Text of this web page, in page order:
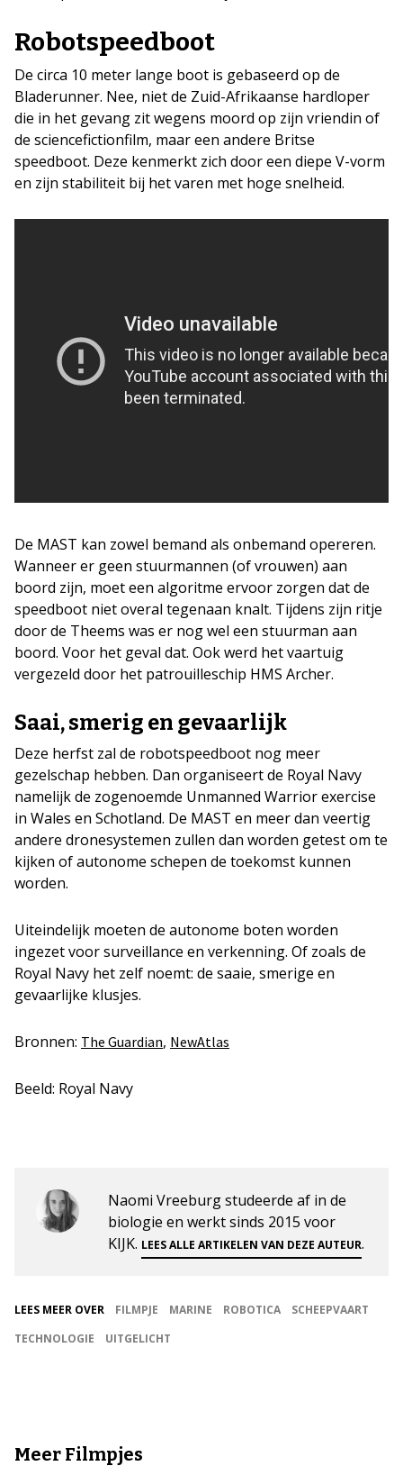
Robotspeedboot
De circa 10 meter lange boot is gebaseerd op de
Bladerunner. Nee, niet de Zuid-Afrikaanse hardloper
die in het gevang zit wegens moord op zijn vriendin of
de sciencefictionfilm, maar een andere Britse
speedboot. Deze kenmerkt zich door een diepe V-vorm
en zijn stabiliteit bij het varen met hoge snelheid.
De MAST kan zowel bemand als onbemand opereren.
Wanneer er geen stuurmannen (of vrouwen) aan
boord zijn, moet een algoritme ervoor zorgen dat de
speedboot niet overal tegenaan knalt. Tijdens zijn ritje
door de Theems was er nog wel een stuurman aan
boord. Voor het geval dat. Ook werd het vaartuig
vergezeld door het patrouilleschip HMS Archer.
Saai, smerig en gevaarlijk
Deze herfst zal de robotspeedboot nog meer
gezelschap hebben. Dan organiseert de Royal Navy
namelijk de zogenoemde Unmanned Warrior exercise
in Wales en Schotland. De MAST en meer dan veertig
andere dronesystemen zullen dan worden getest om te
kijken of autonome schepen de toekomst kunnen
worden.
Uiteindelijk moeten de autonome boten worden
ingezet voor surveillance en verkenning. Of zoals de
Royal Navy het zelf noemt: de saaie, smerige en
gevaarlijke klusjes.
Bronnen: The Guardian, NewAtlas
Beeld: Royal Navy
Naomi Vreeburg studeerde af in de
biologie en werkt sinds 2015 voor
KIJK. LEES ALLE ARTIKELEN VAN DEZE AUTEUR.
LEES MEER OVER FILMPJE MARINE ROBOTICA
SCHEEPVAART
TECHNOLOGIE
UITGELICHT
Meer Filmpjes